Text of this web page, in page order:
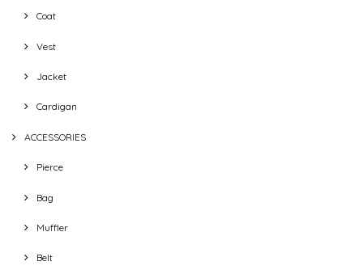
Coat
Vest
Jacket
Cardigan
ACCESSORIES
Pierce
Bag
Muffler
Belt